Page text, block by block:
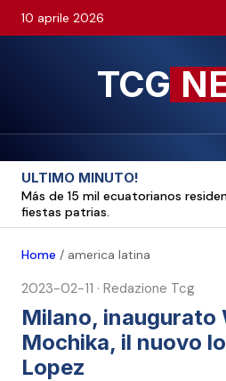
10 aprile 2026
TCG
ULTIMO MINUTO!
Más de 15 mil ecuatorianos
fiestas patrias.
Home / america latina
2023-02-11 · Redazione Tcg
Milano, inaugurato
Mochika, il nuovo
Lopez